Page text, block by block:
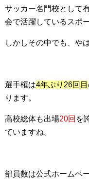
サッカー名門校として
会で活躍しているスポ
しかしその中でも、や
選手権は4年ぶり26回目
ります。
高校総体も出場20回 を
ていますね。
部員数は公式ホームペ